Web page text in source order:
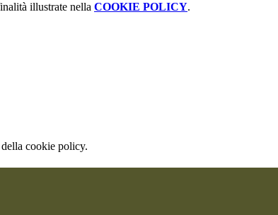
illustrate nella COOKIE POLICY.
cookie policy.